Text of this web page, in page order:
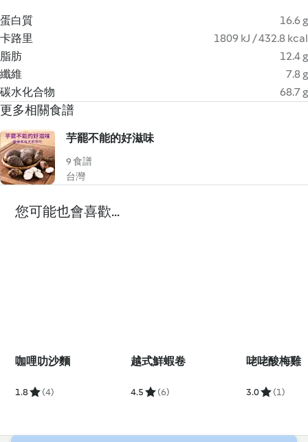
蛋白質
16.6 g
卡路里
1809 kJ / 432.8 kcal
脂肪
12.4 g
纖維
7.8 g
碳水化合物
68.7 g
更多相關食譜
芋罷不能的好滋味
9 食譜
台灣
您可能也會喜歡...
咖哩叻沙麵
1.8 (4)
越式鮮蝦卷
4.5 (6)
咾咾酸梅雞
3.0 (1)